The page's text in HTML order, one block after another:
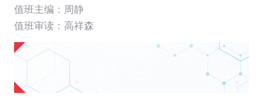
值班主编： 周静
值班审读：高祥森